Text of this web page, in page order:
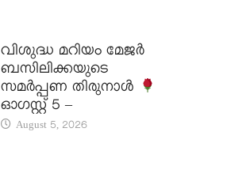
വിശുദ്ധ മറിയം മേജർ
ബസിലിക്കയുടെ
സമർപ്പണ തിരുനാൾ
ഓഗസ്റ്റ് 5 –
August 5, 2026